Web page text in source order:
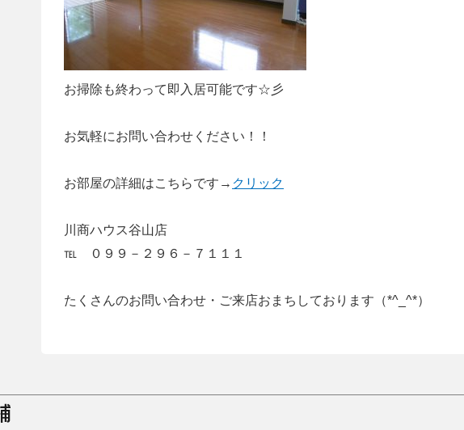
お掃除も終わって即入居可能です☆彡
お気軽にお問い合わせください！！
お部屋の詳細はこちらです→ クリック
川商ハウス谷山店
℡ ０９９－２９６－７１１１
たくさんのお問い合わせ・ご来店おまちしております（*^_^*）